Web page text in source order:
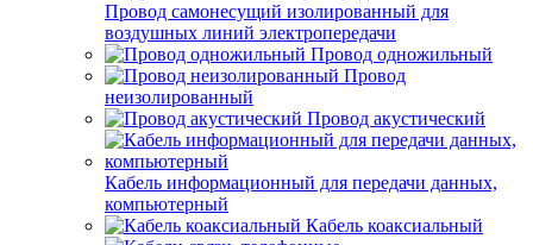
Провод самонесущий изолированный для
воздушных линий электропередачи
Провод одножильный
Провод
неизолированный
Провод акустический
Кабель информационный для передачи данных,
компьютерный
Кабель коаксиальный